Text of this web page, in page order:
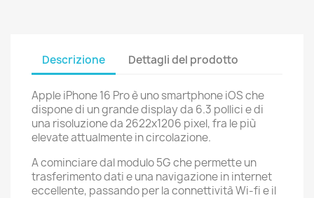
Descrizione Dettagli del prodotto
Apple iPhone 16 Pro è uno smartphone iOS che
dispone di un grande display da 6.3 pollici e di
una risoluzione da 2622x1206 pixel, fra le più
elevate attualmente in circolazione.
A cominciare dal modulo 5G che permette un
trasferimento dati e una navigazione in internet
eccellente, passando per la connettività Wi-fi e il